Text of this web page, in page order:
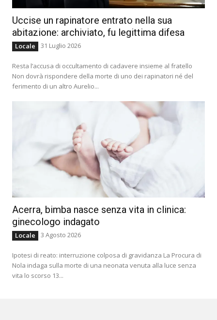
Uccise un rapinatore entrato nella sua
abitazione: archiviato, fu legittima difesa
Locale 31 Luglio 2026
Resta l’accusa di occultamento di cadavere insieme al fratello
Non dovrà rispondere della morte di uno dei rapinatori né del
ferimento di un altro Aurelio...
Acerra, bimba nasce senza vita in clinica:
ginecologo indagato
Locale 3 Agosto 2026
Ipotesi di reato: interruzione colposa di gravidanza La Procura di
Nola indaga sulla morte di una neonata venuta alla luce senza
vita lo scorso 13...